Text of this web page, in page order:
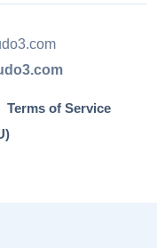
Terms of Service